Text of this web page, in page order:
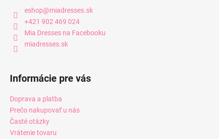
eshop@miadresses.sk
+421 902 469 024
Mia Dresses na Facebooku
miadresses.sk
Informácie pre vás
Doprava a platba
Prečo nakupovať u nás
Časté otázky
Vrátenie tovaru